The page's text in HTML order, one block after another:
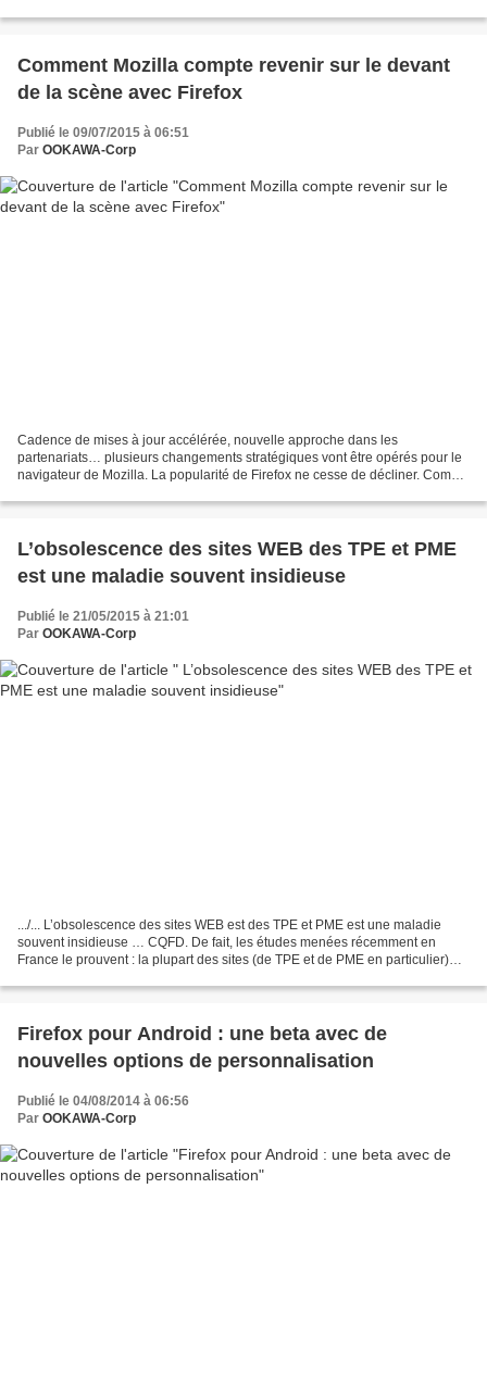
Comment Mozilla compte revenir sur le devant
de la scène avec Firefox
Publié le 09/07/2015 à 06:51
Par OOKAWA-Corp
Cadence de mises à jour accélérée, nouvelle approche dans les
partenariats… plusieurs changements stratégiques vont être opérés pour le
navigateur de Mozilla. La popularité de Firefox ne cesse de décliner. Comme
L’obsolescence des sites WEB des TPE et PME
est une maladie souvent insidieuse
Publié le 21/05/2015 à 21:01
Par OOKAWA-Corp
.../... L’obsolescence des sites WEB est des TPE et PME est une maladie
souvent insidieuse … CQFD. De fait, les études menées récemment en
France le prouvent : la plupart des sites (de TPE et de PME en particulier)
Firefox pour Android : une beta avec de
nouvelles options de personnalisation
Publié le 04/08/2014 à 06:56
Par OOKAWA-Corp